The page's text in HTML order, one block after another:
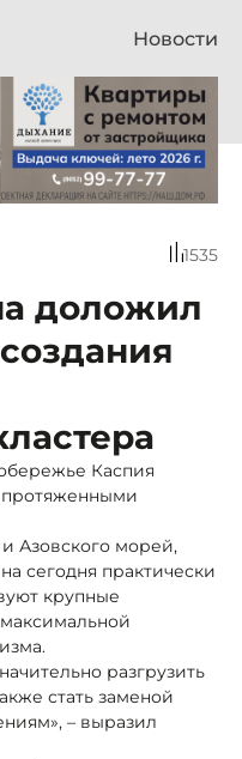
Новости
1535
доложил
Каспия
протяженными
Азовского морей,
сегодня практически
крупные
разгрузить
стать заменой
– выразил